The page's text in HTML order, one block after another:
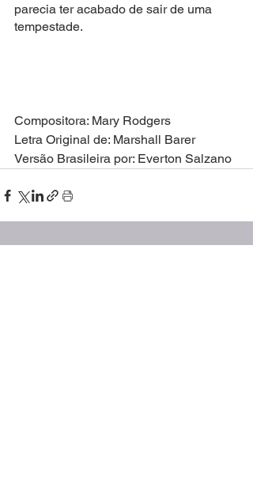
parecia ter acabado de sair de uma
tempestade.
Compositora: Mary Rodgers
Letra Original de: Marshall Barer
Versão Brasileira por: Everton Salzano